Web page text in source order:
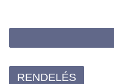
RENDELÉS